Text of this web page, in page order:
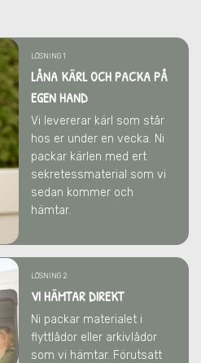
LÖSNING 1
LÅNA KÄRL OCH PACKA PÅ
EGEN HAND
Vi levererar kärl som står
hos er under en vecka. Ni
packar kärlen med ert
sekretessmaterial som vi
sedan kommer och
hämtar.
LÖSNING 2
VI HÄMTAR DIREKT
Ni packar materialet i
flyttlådor eller arkivlådor
som vi hämtar. Förutsatt